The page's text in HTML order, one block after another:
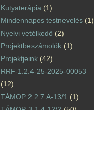
Kutyaterápia(1)
Mindennapos testnevelés(1)
Nyelvi vetélkedő (2)
Projektbeszámolók(1)
Projektjeink(42)
RRF-1.2.4-25-2025-00053
(12)
TÁMOP 2.2.7.A-13/1 (1)
TÁMOP-3.1.4-12/2(50)